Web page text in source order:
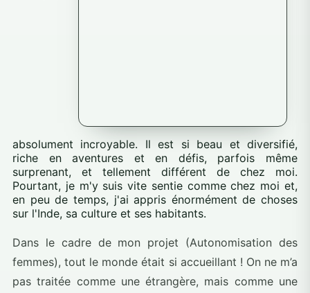
absolument incroyable. Il est si beau et diversifié,
riche en aventures et en défis, parfois même
surprenant, et tellement différent de chez moi.
Pourtant, je m'y suis vite sentie comme chez moi et,
en peu de temps, j'ai appris énormément de choses
sur l'Inde, sa culture et ses habitants.
Dans le cadre de mon projet (Autonomisation des
femmes), tout le monde était si accueillant ! On ne m’a
pas traitée comme une étrangère, mais comme une